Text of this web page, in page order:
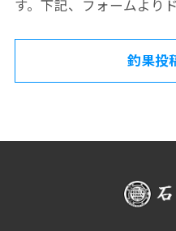
す。下記、フォームより
釣果投